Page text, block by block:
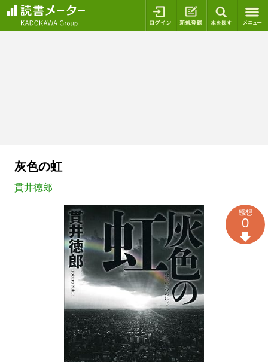
ログイン 新規登録
灰色の虹
貫井徳郎
感想
0